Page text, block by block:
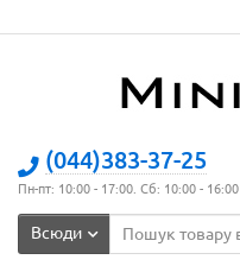
(044)383-37-25
Пн-пт: 10:00 - 17:00. Сб: 10:00 - 16:00
Всюди